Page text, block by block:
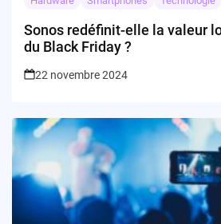
Sonos redéfinit-elle la valeur
du Black Friday ?
22 novembre 2024